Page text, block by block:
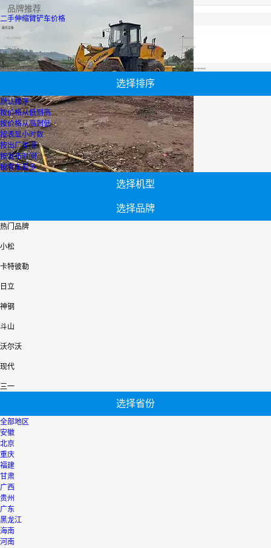
品牌推荐
二手伸缩臂铲车价格
最优设备
广西二手挖掘机 轮式挖掘机报价
山河智能挖机报价表 二手压路机报价
小松60挖掘机价格
【二手伸缩臂铲车价格】专区为您汇总有关二手伸缩臂铲车价格有关的二手设备信息，提供二手伸缩臂铲车价格转让,二手伸缩臂铲车价格买卖,市场,包括二手伸缩臂铲车价格报价，热卖品牌，热卖地区等；还可以直接看到为您精心挑选的二手伸缩臂铲车价格相关的机械设备信息，包括其二手伸缩臂铲车价格型号、二手伸缩臂铲车价格参数、机型介绍、品牌介绍、新机价格信息等；
选择排序
默认排序
按价格从低到高
按价格从高到低
按表显小时数
按出厂年限
按发布时间
按看车最多
选择机型
选择品牌
热门品牌
小松
卡特彼勒
日立
神钢
斗山
沃尔沃
现代
三一
选择省份
全部地区
安徽
北京
重庆
福建
甘肃
广西
贵州
广东
黑龙江
海南
河南